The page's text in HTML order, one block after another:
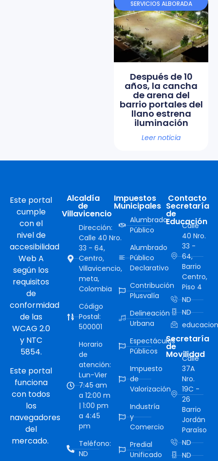
SERVICIOS ALBORADA
Después de 10
años, la cancha
de arena del
barrio portales del
llano estrena
iluminación
Leer noticia
Este portal
cumple
con el
nivel de
accesibilidad
Web A
según los
requisitos
de
conformidad
de las
WCAG 2.0
y NTC
5854.
Este portal
funciona
con todos
los
navegadores
del
mercado.
Alcaldía
de
Villavicencio
Dirección:
Calle 40 Nro.
33 - 64,
Centro,
Villavicencio,
meta,
Colombia
Código
Postal:
500001
Horario
de
atención:
Lun-Vier
7:45 am
a 12:00 m
| 1:00 pm
a 4:45
pm
Teléfono:
ND
Impuestos
Municipales
Alumbrado
Público
Alumbrado
Público
Declarativo
Contribución
Plusvalía
Delineación
Urbana
Espectáculos
Públicos
Impuesto
de
Valorización
Industría
y
Comercio
Predial
Unificado
Contacto
Secretaría
de
Educación
Calle
40 Nro.
33 -
64,
Barrio
Centro,
Piso 4
ND
ND
Secretaría
de
Movilidad
Calle
37A
Nro.
19C -
26
Barrio
Jordán
Paraíso
ND
ND